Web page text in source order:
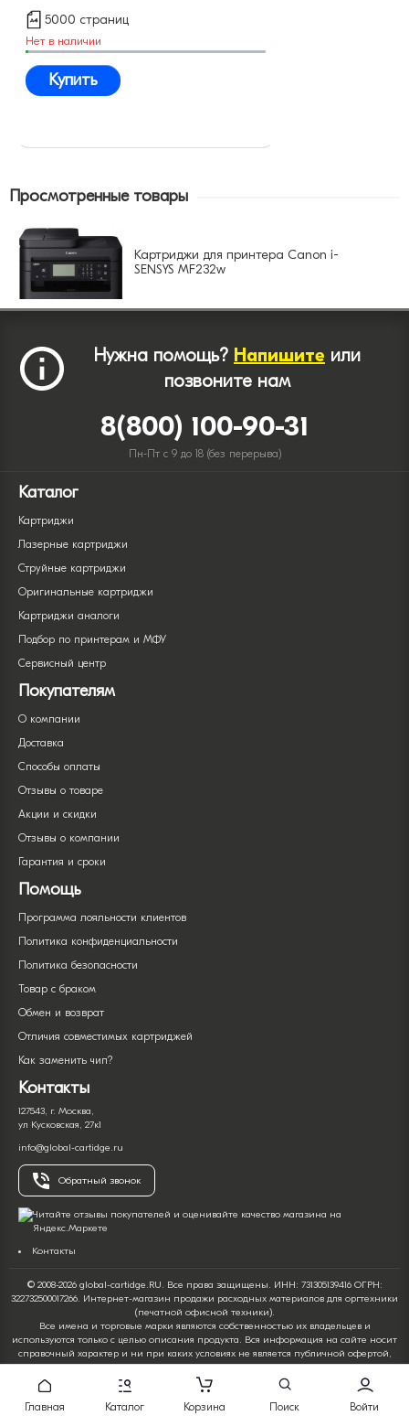
5000 страниц
Нет в наличии
Купить
Просмотренные товары
Картриджи для принтера Canon i-
SENSYS MF232w
Нужна помощь? Напишите или
позвоните нам
8(800) 100-90-31
Пн-Пт с 9 до 18 (без перерыва)
Каталог
Картриджи
Лазерные картриджи
Струйные картриджи
Оригинальные картриджи
Картриджи аналоги
Подбор по принтерам и МФУ
Сервисный центр
Покупателям
О компании
Доставка
Способы оплаты
Отзывы о товаре
Акции и скидки
Отзывы о компании
Гарантия и сроки
Помощь
Программа лояльности клиентов
Политика конфиденциальности
Политика безопасности
Товар с браком
Обмен и возврат
Отличия совместимых картриджей
Как заменить чип?
Контакты
127543, г. Москва,
ул Кусковская, 27к1
info@global-cartidge.ru
Обратный звонок
Контакты
© 2008-2026 global-cartidge.RU. Все права защищены. ИНН: 731305139416 ОГРН:
322732500017266. Интернет-магазин продажи расходных материалов для оргтехники
(печатной офисной техники).
Все имена и торговые марки являются собственностью их владельцев и
используются только с целью описания продукта. Вся информация на сайте носит
справочный характер и ни при каких условиях не является публичной офертой,
определяемой положениями Статьи 437 Гражданского кодекса Российской
Федерации. Информация о товарах, их характеристиках и комплектации, а также
ценах, может как содержать ошибки, так и быть изменена производителем без
предварительного уведомления.
Главная Каталог Корзина Поиск Войти